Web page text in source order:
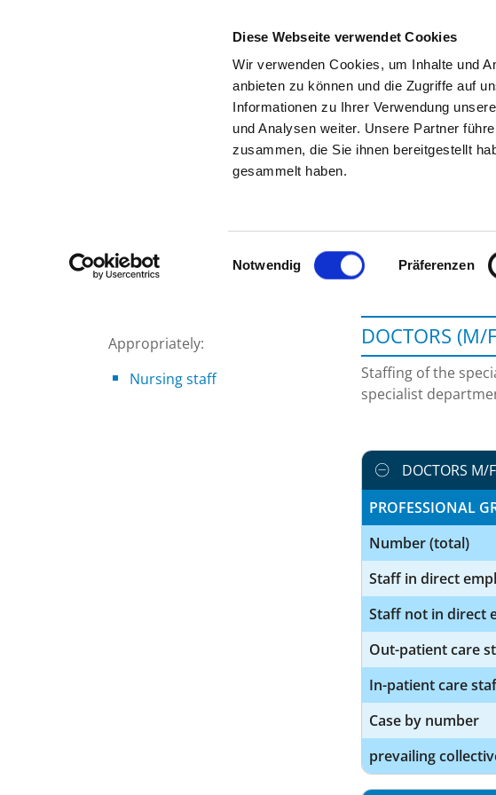
Diese Webseite verwendet Cookies
Wir verwenden Cookies, um Inhalte und
anbieten zu können und die Zugriffe auf
Informationen zu Ihrer Verwendung
und Analysen weiter. Unsere Partner
zusammen, die Sie ihnen bereitgestellt
gesammelt haben.
Einwilligungsauswahl
Notwendig Präferenzen
To the specialist department
Appropriately:
Nursing staff
DOCTORS (M/
Staffing of the
specialist
DOCTORS M/
PROFESSIONAL
Number (total)
Staff in direct
Staff not in direct
Out-patient care
In-patient care
Case by number
prevailing